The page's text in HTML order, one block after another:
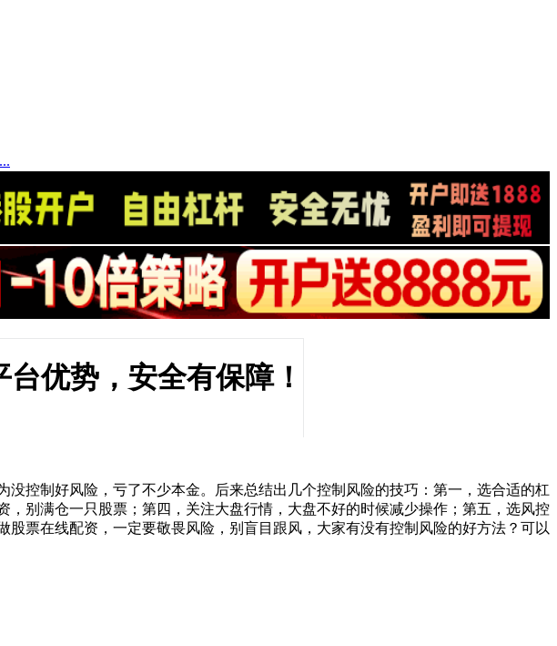
优势，安全有保障！
控制好风险，亏了不少本金。后来总结出几个控制风险的技巧：第一，选合适的杠
别满仓一只股票；第四，关注大盘行情，大盘不好的时候减少操作；第五，选风控
票在线配资，一定要敬畏风险，别盲目跟风，大家有没有控制风险的好方法？可以